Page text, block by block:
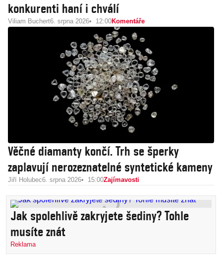
konkurenti haní i chválí
Viliam Buchert6. srpna 2026 12:00Komentáře
Věčné diamanty končí. Trh se šperky
zaplavují nerozeznatelné syntetické kameny
Jiří Holubec6. srpna 2026 15:00Zajímavosti
Jak spolehlivě zakryjete šediny? Tohle
musíte znát
Reklama